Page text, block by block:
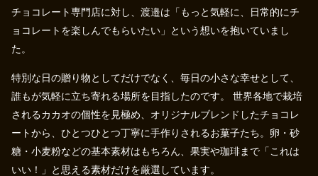
チョコレート専門店に対し、渡邉は「もっと気軽に、日常的にチ
ョコレートを楽しんでもらいたい」という想いを抱いていまし
た。
特別な日の贈り物としてだけでなく、毎日の小さな幸せとして、
誰もが気軽に立ち寄れる場所を目指したのです。 世界各地で栽培
されるカカオの個性を見極め、オリジナルブレンドしたチョコレ
ートから、ひとつひとつ丁寧に手作りされるお菓子たち。卵・砂
糖・小麦粉などの基本素材はもちろん、果実や珈琲まで「これは
いい！」と思える素材だけを厳選しています。